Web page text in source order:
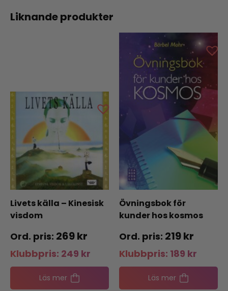
Liknande produkter
Livets källa – Kinesisk
visdom
269kr
Klubbpris: 249 kr
Läs mer
Övningsbok för
kunder hos kosmos
219kr
Klubbpris: 189 kr
Läs mer